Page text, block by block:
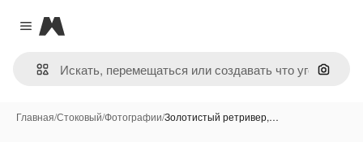
Close menu
Magnific
Поиск
Главная/Стоковый/Фотографии/Золотистый ретривер,…